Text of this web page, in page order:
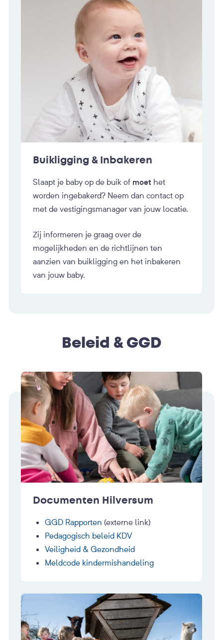
Buikligging & Inbakeren
Slaapt je baby op de buik of moet het
worden ingebakerd? Neem dan contact op
met de vestigingsmanager van jouw locatie.
Zij informeren je graag over de
mogelijkheden en de richtlijnen ten
aanzien van buikligging en het inbakeren
van jouw baby.
Beleid & GGD
Documenten Hilversum
GGD Rapporten (externe link)
Pedagogisch beleid KDV
Veiligheid & Gezondheid
Meldcode kindermishandeling